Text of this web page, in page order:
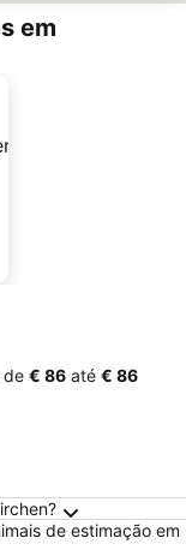
em
de ‎€ 86 até ‎€ 86
de estimação em